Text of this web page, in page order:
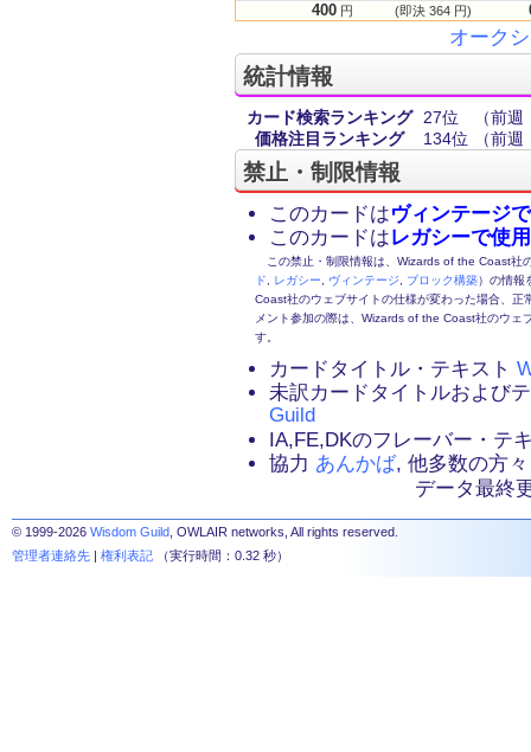
400 円 (即決 364 円)
オーク
統計情報
カード検索ランキング 27位
（前
価格注目ランキング
134位 （前
禁止・制限情報
このカードはヴィンテージ
このカードはレガシーで使
この禁止・制限情報は、Wizards of the Coast社
ド
レガシー ヴィンテージ ブロック構築）の情報
Coast社のウェブサイトの仕様が変わった場合、
メント参加の際は、Wizards of the Coast社のウェ
す。
カードタイトル・テキスト
未訳カードタイトルおよび
Guild
IA,FE,DKのフレーバー・テ
協力 あんかば, 他多数の方々
データ最終
© 1999-2026 Wisdom Guild , OWLAIR networks, All rights reserved.
管理者連絡先 | 権利表記 （実行時間：0.32 秒）